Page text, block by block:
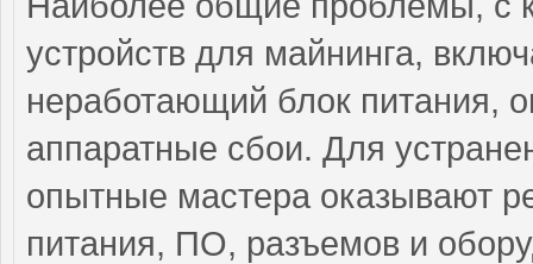
устройств для майнинга,
неработающий блок питания,
аппаратные сбои. Для
опытные мастера оказывают
питания, ПО, разъемов и